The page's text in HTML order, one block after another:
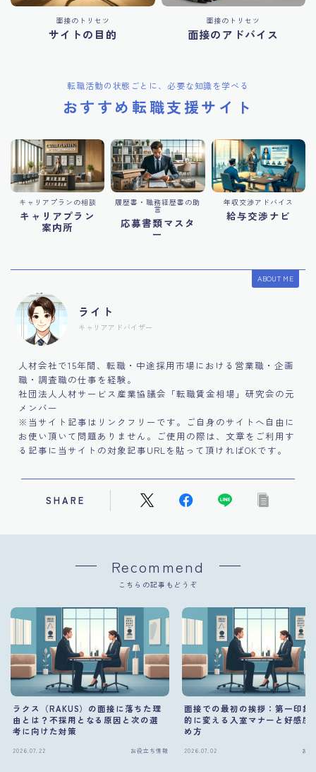
面接のトリセツ
サイトの目的
面接のトリセツ
面接のアドバイス
転職活動の状態ごとに、必要な知識を学べる
おすすめ転職支援サイト
キャリアプランの相談
キャリアプラン
案内所
履歴書・職務経歴書の助
言
応募書類マスタ
ー
年収交渉アドバイス
給与交渉ナビ
ABOUT ME
ライト
キャリアアドバイザー
人材会社で15年間、転職・中途採用市場における営業職・企画
職・調査職の仕事を経験。
社団法人人材サービス産業協議会「転職賃金相場」研究会の元
メンバー
※当サイト記事はリンクフリーです。ご自身のサイトへ自由に
お使い頂いて問題ありません。ご使用の際は、文章をご利用す
る記事に当サイトの対象記事URLを貼って頂ければOKです。
SHARE
Recommend
こちらの記事もどうぞ
ラクス（RAKUS）の面接に落ちた理
由とは？不採用となる原因と次の選
考に向けた対策
2026.07.22 お役立ち情報
面接での最初の挨拶：第一印象
的に変える入室マナーと好感度
め方
2026.07.02 お